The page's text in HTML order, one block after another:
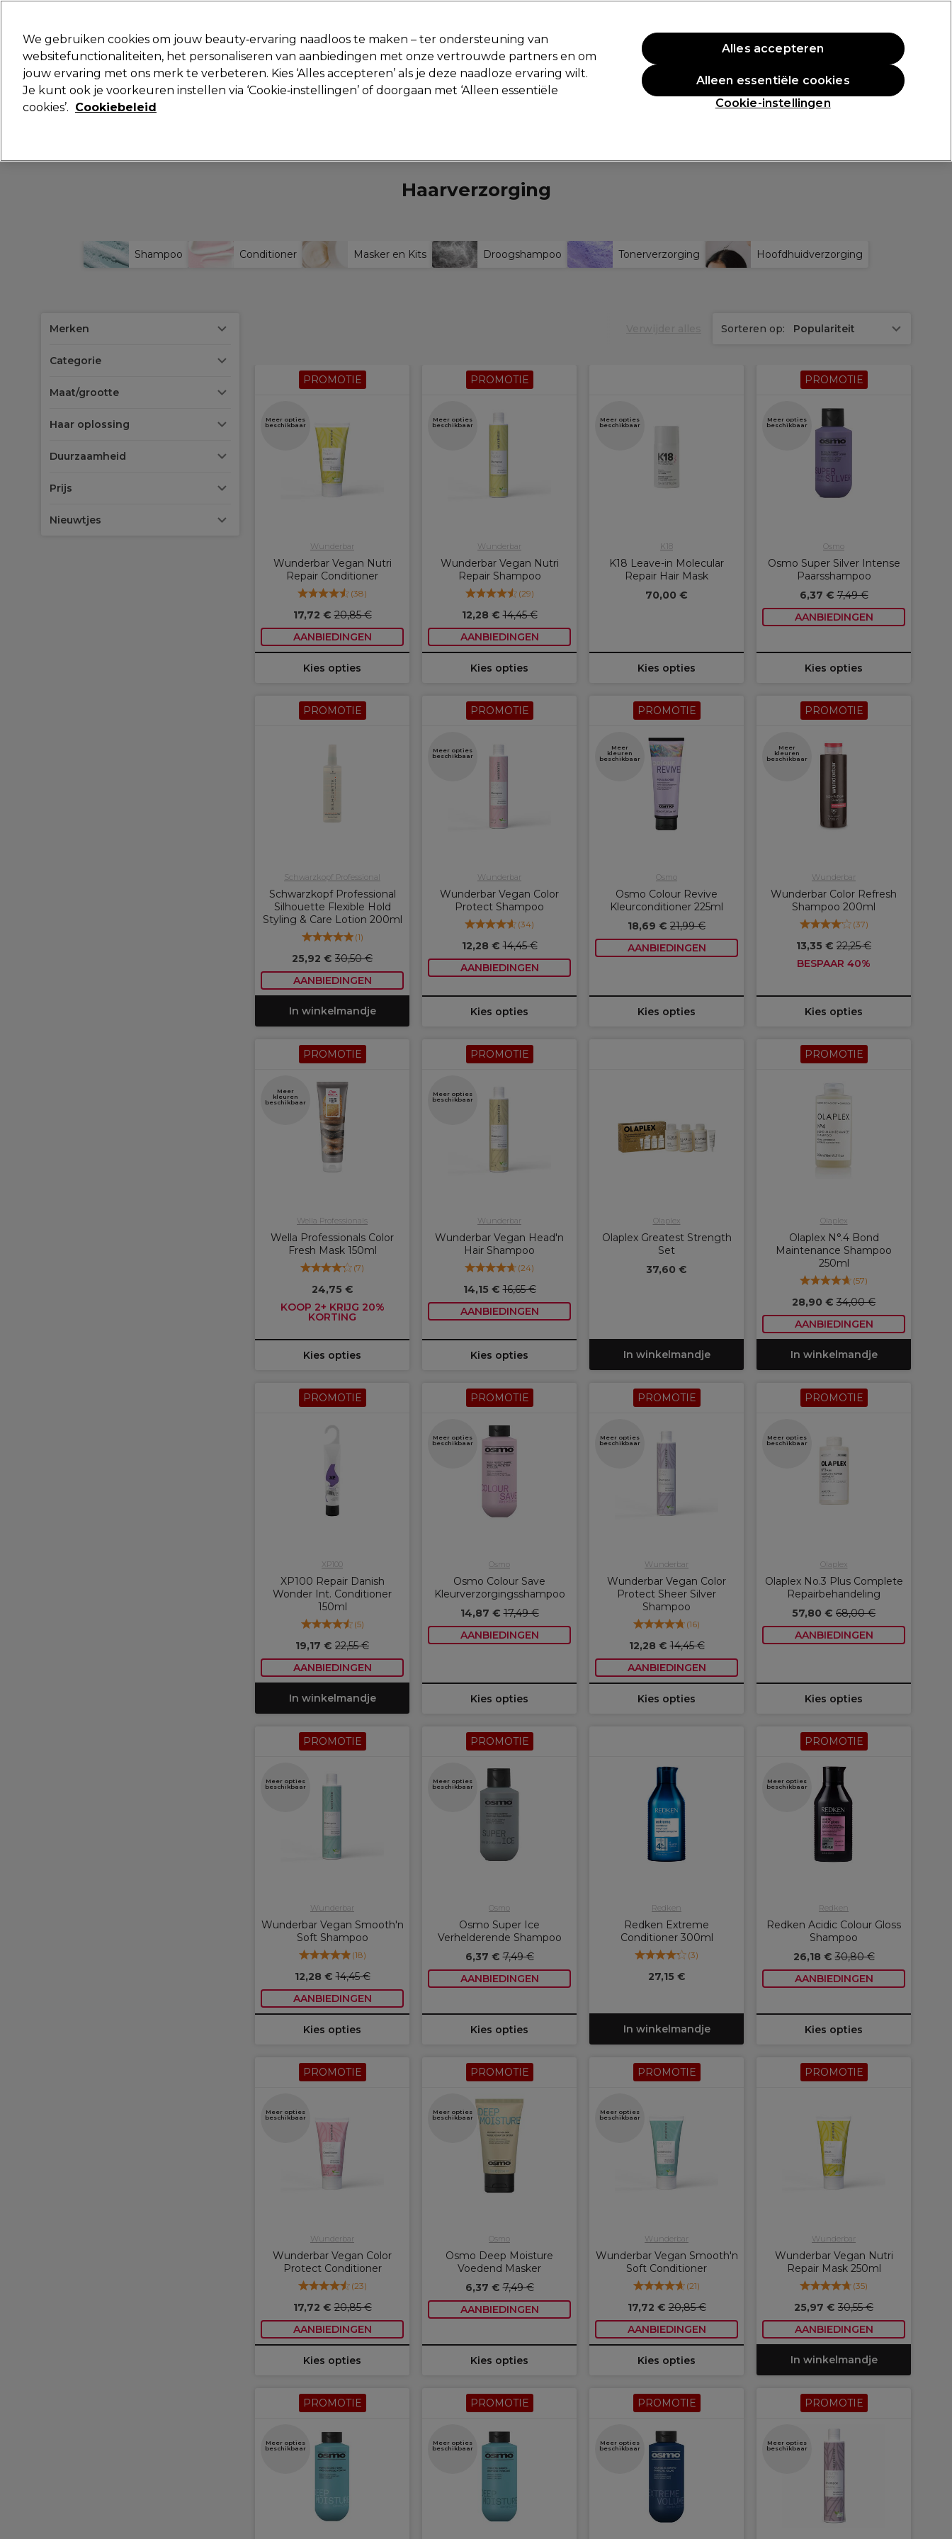
Aanmelden
Merken Deals 🌟 Haar Elektra Beauty Salon interieur Mannen Vegan Inspiratie Professionele Awards
Haarverzorging
Shampoo Conditioner Masker en Kits Droogshampoo Tonerverzorging Hoofdhuidverzorging
Merken
Categorie
Maat/grootte
Haar oplossing
Duurzaamheid
Prijs
Nieuwtjes
Sorteren op: Populariteit
PROMOTIE
Meer opties
beschikbaar
Wunderbar
Wunderbar Vegan Nutri
Repair Conditioner
(38)
17,72 €20,85 €
AANBIEDINGEN
Kies opties
PROMOTIE
Meer opties
beschikbaar
Wunderbar
Wunderbar Vegan Nutri
Repair Shampoo
(29)
12,28 €14,45 €
AANBIEDINGEN
Kies opties
Meer opties
beschikbaar
K18
K18 Leave-in Molecular
Repair Hair Mask
70,00 €
Kies opties
PROMOTIE
Meer opties
beschikbaar
Osmo
Osmo Super Silver Intense
Paarsshampoo
6,37 €7,49 €
AANBIEDINGEN
Kies opties
PROMOTIE
Schwarzkopf Professional
Schwarzkopf Professional
Silhouette Flexible Hold
Styling & Care Lotion 200ml
(1)
25,92 € 30,50 €
AANBIEDINGEN
In winkelmandje
PROMOTIE
Meer opties
beschikbaar
Wunderbar
Wunderbar Vegan Color
Protect Shampoo
(34)
12,28 €14,45 €
AANBIEDINGEN
Kies opties
PROMOTIE
Meer
kleuren
beschikbaar
Osmo
Osmo Colour Revive
Kleurconditioner 225ml
18,69 € 21,99 €
AANBIEDINGEN
Kies opties
PROMOTIE
Meer
kleuren
beschikbaar
Wunderbar
Wunderbar Color Refresh
Shampoo 200ml
(37)
13,35 € 22,25 €
BESPAAR 40%
Kies opties
PROMOTIE
Meer
kleuren
beschikbaar
Wella Professionals
Wella Professionals Color
Fresh Mask 150ml
(7)
24,75 €
KOOP 2+ KRIJG 20%
KORTING
Kies opties
PROMOTIE
Meer opties
beschikbaar
Wunderbar
Wunderbar Vegan Head'n
Hair Shampoo
(24)
14,15 €16,65 €
AANBIEDINGEN
Kies opties
Olaplex
Olaplex Greatest Strength
Set
37,60 €
In winkelmandje
PROMOTIE
Olaplex
Olaplex N°.4 Bond
Maintenance Shampoo
250ml
(57)
28,90 € 34,00 €
AANBIEDINGEN
In winkelmandje
PROMOTIE
XP100
XP100 Repair Danish
Wonder Int. Conditioner
150ml
(5)
19,17 € 22,55 €
AANBIEDINGEN
In winkelmandje
PROMOTIE
Meer opties
beschikbaar
Osmo
Osmo Colour Save
Kleurverzorgingsshampoo
14,87 €17,49 €
AANBIEDINGEN
Kies opties
PROMOTIE
Meer opties
beschikbaar
Wunderbar
Wunderbar Vegan Color
Protect Sheer Silver
Shampoo
(16)
12,28 €14,45 €
AANBIEDINGEN
Kies opties
PROMOTIE
Meer opties
beschikbaar
Olaplex
Olaplex No.3 Plus Complete
Repairbehandeling
57,80 € 68,00 €
AANBIEDINGEN
Kies opties
PROMOTIE
Meer opties
beschikbaar
Wunderbar
Wunderbar Vegan Smooth'n
Soft Shampoo
(18)
12,28 €14,45 €
AANBIEDINGEN
Kies opties
PROMOTIE
Meer opties
beschikbaar
Osmo
Osmo Super Ice
Verhelderende Shampoo
6,37 €7,49 €
AANBIEDINGEN
Kies opties
Redken
Redken Extreme
Conditioner 300ml
(3)
27,15 €
In winkelmandje
PROMOTIE
Meer opties
beschikbaar
Redken
Redken Acidic Colour Gloss
Shampoo
26,18 €30,80 €
AANBIEDINGEN
Kies opties
PROMOTIE
Meer opties
beschikbaar
Wunderbar
Wunderbar Vegan Color
Protect Conditioner
(23)
17,72 €20,85 €
AANBIEDINGEN
Kies opties
PROMOTIE
Meer opties
beschikbaar
Osmo
Osmo Deep Moisture
Voedend Masker
6,37 €7,49 €
AANBIEDINGEN
Kies opties
PROMOTIE
Meer opties
beschikbaar
Wunderbar
Wunderbar Vegan Smooth'n
Soft Conditioner
(21)
17,72 €20,85 €
AANBIEDINGEN
Kies opties
PROMOTIE
Wunderbar
Wunderbar Vegan Nutri
Repair Mask 250ml
(35)
25,97 € 30,55 €
AANBIEDINGEN
In winkelmandje
PROMOTIE
Meer opties
beschikbaar
PROMOTIE
Meer opties
beschikbaar
PROMOTIE
Meer opties
beschikbaar
PROMOTIE
Meer opties
beschikbaar
We gebruiken cookies om jouw beauty‑ervaring naadloos te maken – ter ondersteuning van
websitefunctionaliteiten, het personaliseren van aanbiedingen met onze vertrouwde partners en om
jouw ervaring met ons merk te verbeteren. Kies ‘Alles accepteren’ als je deze naadloze ervaring wilt.
Je kunt ook je voorkeuren instellen via ‘Cookie‑instellingen’ of doorgaan met ‘Alleen essentiële
cookies’. Cookiebeleid Cookie-instellingen
Alleen essentiële cookies
Alles accepteren